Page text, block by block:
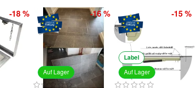
-18 %
Auf Lager
-16 %
Auf Lager
Label
-15 %